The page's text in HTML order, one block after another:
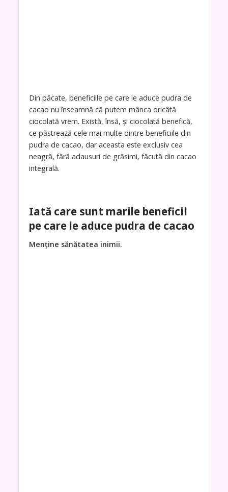
Din păcate, beneficiile pe care le aduce pudra de
cacao nu înseamnă că putem mânca oricâtă
ciocolată vrem. Există, însă, și ciocolată benefică,
ce păstrează cele mai multe dintre beneficiile din
pudra de cacao, dar aceasta este exclusiv cea
neagră, fără adausuri de grăsimi, făcută din cacao
integrală.
Iată care sunt marile beneficii
pe care le aduce pudra de cacao
Menține sănătatea inimii.